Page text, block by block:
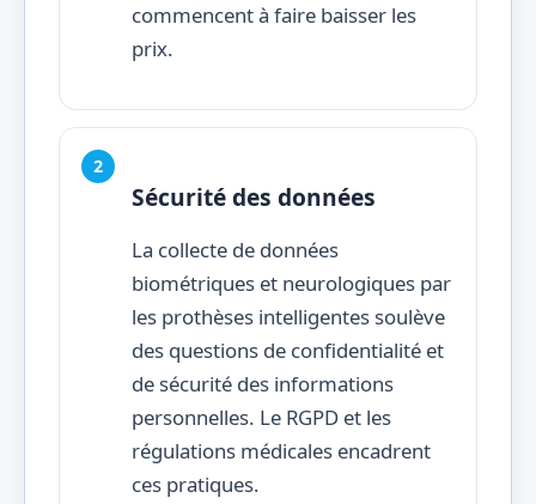
commencent à faire baisser les
prix.
Sécurité des données
La collecte de données
biométriques et neurologiques par
les prothèses intelligentes soulève
des questions de confidentialité et
de sécurité des informations
personnelles. Le RGPD et les
régulations médicales encadrent
ces pratiques.